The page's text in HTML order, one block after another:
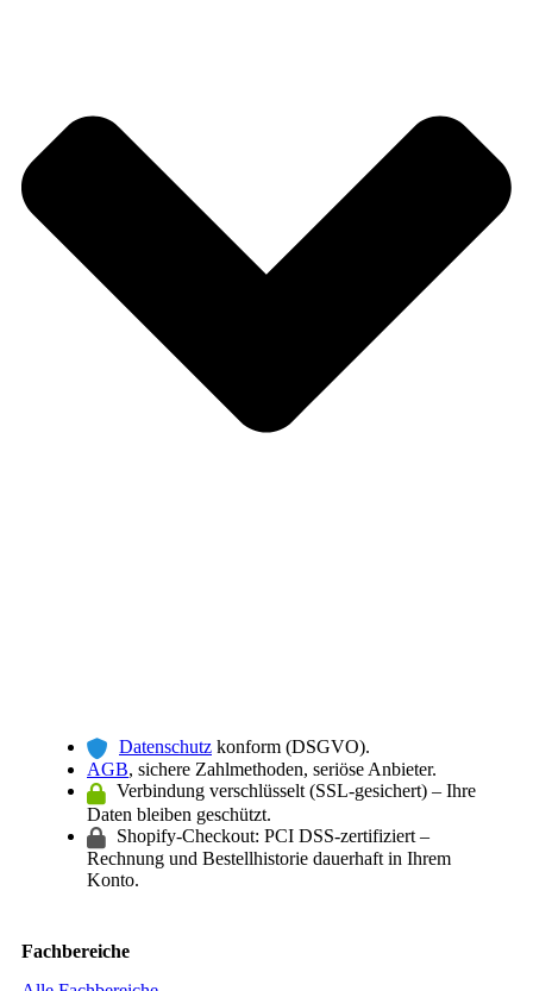
Datenschutz konform (DSGVO).
AGB, sichere Zahlmethoden, seriöse Anbieter.
Verbindung verschlüsselt (SSL-gesichert) – Ihre
Daten bleiben geschützt.
Shopify-Checkout: PCI DSS-zertifiziert –
Rechnung und Bestellhistorie dauerhaft in Ihrem
Konto.
Fachbereiche